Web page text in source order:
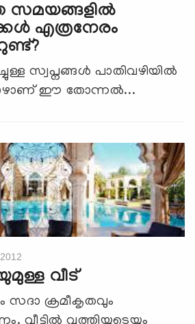
സമയങ്ങളില്‍
എത്രനേരം
സ്വപ്നങ്ങള്‍ പാതിവഴിയില്‍
ഈ തോന്നല്‍...
വീട്
സദാ ക്രമീകൃതവും